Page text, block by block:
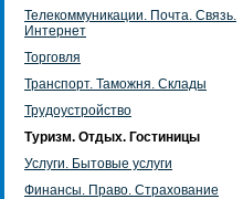
Телекоммуникации. Почта. Связь.
Интернет
Торговля
Транспорт. Таможня. Склады
Трудоустройство
Туризм. Отдых. Гостиницы
Услуги. Бытовые услуги
Финансы. Право. Страхование